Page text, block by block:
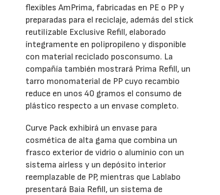
flexibles AmPrima, fabricadas en PE o PP y
preparadas para el reciclaje, además del stick
reutilizable Exclusive Refill, elaborado
íntegramente en polipropileno y disponible
con material reciclado posconsumo. La
compañía también mostrará Prima Refill, un
tarro monomaterial de PP cuyo recambio
reduce en unos 40 gramos el consumo de
plástico respecto a un envase completo.
Curve Pack exhibirá un envase para
cosmética de alta gama que combina un
frasco exterior de vidrio o aluminio con un
sistema airless y un depósito interior
reemplazable de PP, mientras que Lablabo
presentará Baia Refill, un sistema de